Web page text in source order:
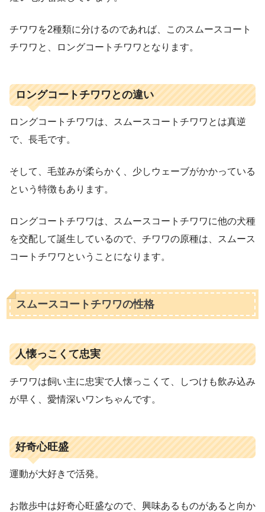
チワワを2種類に分けるのであれば、このスムースコート
チワワと、ロングコートチワワとなります。
ロングコートチワワとの違い
ロングコートチワワは、スムースコートチワワとは真逆
で、長毛です。
そして、毛並みが柔らかく、少しウェーブがかかっている
という特徴もあります。
ロングコートチワワは、スムースコートチワワに他の犬種
を交配して誕生しているので、チワワの原種は、スムース
コートチワワということになります。
スムースコートチワワの性格
人懐っこくて忠実
チワワは飼い主に忠実で人懐っこくて、しつけも飲み込み
が早く、愛情深いワンちゃんです。
好奇心旺盛
運動が大好きで活発。
お散歩中は好奇心旺盛なので、興味あるものがあると向か